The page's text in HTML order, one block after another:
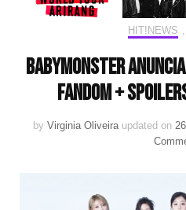
HIT!NEWS
BABYMONSTER
fandom +
by Virginia Oliveira updated on